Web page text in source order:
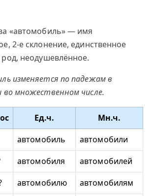
«автомобиль» — имя
2-е склонение, единственное
неодушевлённое.
изменяется по падежам в
во множественном числе.
Ед.ч.
Мн.ч.
автомобиль
автомобили
автомобиля
автомобилей
автомобилю
автомобилям